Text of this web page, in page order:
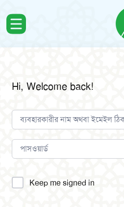
Hi, Welcome back!
Alternative:
Keep me signed in